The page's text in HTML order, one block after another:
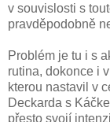
v souvislosti s
pravděpodobně
Problém je tu i s
rutina, dokonce i
kterou nastavil v
Deckarda s
přesto svojí